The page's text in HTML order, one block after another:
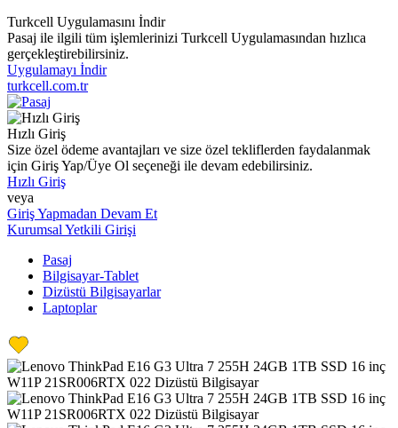
Turkcell Uygulamasını İndir
Pasaj ile ilgili tüm işlemlerinizi Turkcell Uygulamasından hızlıca
gerçekleştirebilirsiniz.
Uygulamayı İndir
turkcell.com.tr
Hızlı Giriş
Size özel ödeme avantajları ve size özel tekliflerden faydalanmak
için Giriş Yap/Üye Ol seçeneği ile devam edebilirsiniz.
Hızlı Giriş
veya
Giriş Yapmadan Devam Et
Kurumsal Yetkili Girişi
Pasaj
Bilgisayar-Tablet
Dizüstü Bilgisayarlar
Laptoplar